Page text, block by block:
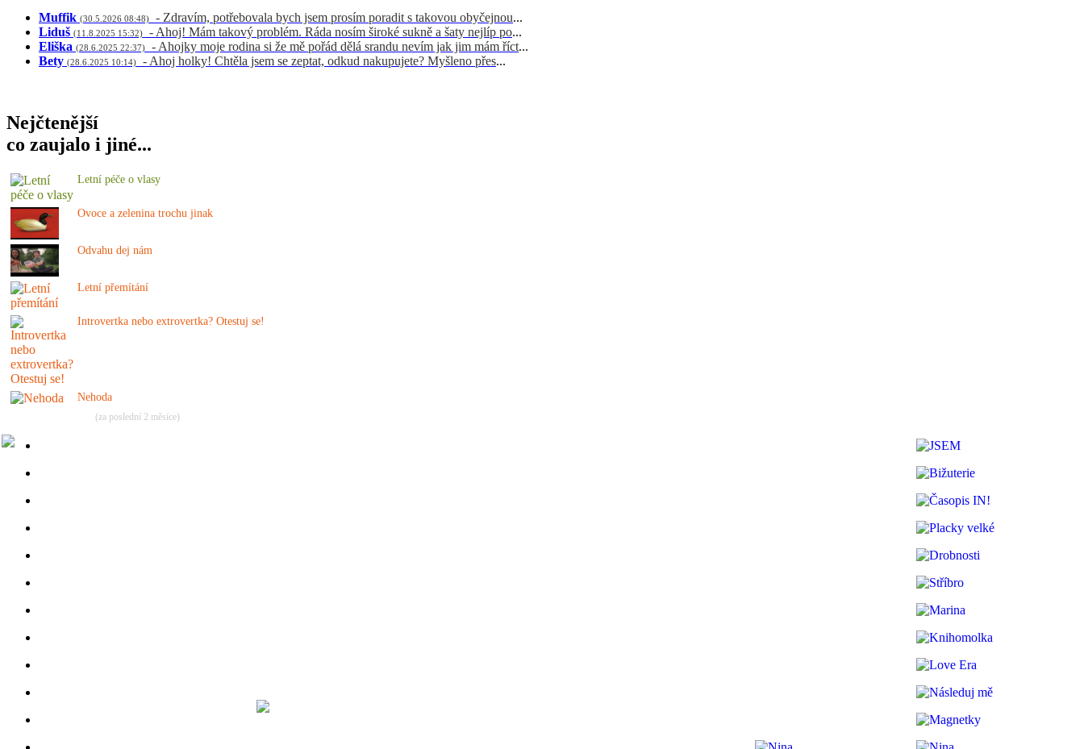
Muffik (30.5.2026 08:48) - Zdravím, potřebovala bych jsem prosím poradit s takovou obyčejnou...
Liduš (11.8.2025 15:32) - Ahoj! Mám takový problém. Ráda nosím široké sukně a šaty nejlíp po...
Eliška (28.6.2025 22:37) - Ahojky moje rodina si že mě pořád dělá srandu nevím jak jim mám říct...
Bety (28.6.2025 10:14) - Ahoj holky! Chtěla jsem se zeptat, odkud nakupujete? Myšleno přes...
Nejčtenější
co zaujalo i jiné...
Letní péče o vlasy
Ovoce a zelenina trochu jinak
Odvahu dej nám
Letní přemítání
Introvertka nebo extrovertka? Otestuj se!
Nehoda
(za poslední 2 měsíce)